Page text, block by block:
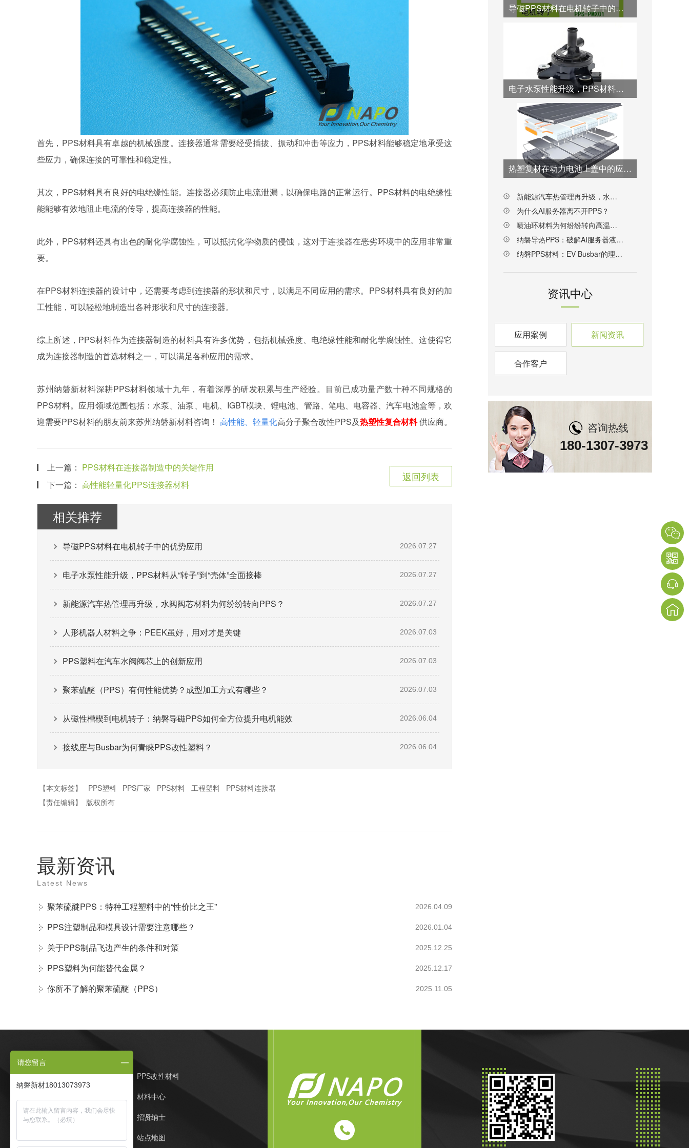
首先，PPS材料具有卓越的机械强度。连接器通常需要经受插拔、振动和冲击等应力，PPS材料能够稳定地承受这
些应力，确保连接的可靠性和稳定性。
其次，PPS材料具有良好的电绝缘性能。连接器必须防止电流泄漏，以确保电路的正常运行。PPS材料的电绝缘性
能能够有效地阻止电流的传导，提高连接器的性能。
此外，PPS材料还具有出色的耐化学腐蚀性，可以抵抗化学物质的侵蚀，这对于连接器在恶劣环境中的应用非常重
要。
在PPS材料连接器的设计中，还需要考虑到连接器的形状和尺寸，以满足不同应用的需求。PPS材料具有良好的加
工性能，可以轻松地制造出各种形状和尺寸的连接器。
综上所述，PPS材料作为连接器制造的材料具有许多优势，包括机械强度、电绝缘性能和耐化学腐蚀性。这使得它
成为连接器制造的首选材料之一，可以满足各种应用的需求。
苏州纳磐新材料深耕PPS材料领域十九年，有着深厚的研发积累与生产经验。目前已成功量产数十种不同规格的
PPS材料。应用领域范围包括：水泵、油泵、电机、IGBT模块、锂电池、管路、笔电、电容器、汽车电池盒等，欢
迎需要PPS材料的朋友前来苏州纳磐新材料咨询！ 高性能、轻量化高分子聚合改性PPS及热塑性复合材料供应商。
上一篇： PPS材料在连接器制造中的关键作用
下一篇： 高性能轻量化PPS连接器材料
返回列表
相关推荐
导磁PPS材料在电机转子中的优势应用 2026.07.27
电子水泵性能升级，PPS材料从“转子”到“壳体”全面接棒 2026.07.27
新能源汽车热管理再升级，水阀阀芯材料为何纷纷转向PPS？ 2026.07.27
人形机器人材料之争：PEEK虽好，用对才是关键 2026.07.03
PPS塑料在汽车水阀阀芯上的创新应用 2026.07.03
聚苯硫醚（PPS）有何性能优势？成型加工方式有哪些？ 2026.07.03
从磁性槽楔到电机转子：纳磐导磁PPS如何全方位提升电机能效 2026.06.04
接线座与Busbar为何青睐PPS改性塑料？ 2026.06.04
【本文标签】 PPS塑料 PPS厂家 PPS材料 工程塑料
PPS材料连接器
【责任编辑】
版权所有
最新资讯
Latest News
聚苯硫醚PPS：特种工程塑料中的“性价比之王” 2026.04.09
PPS注塑制品和模具设计需要注意哪些？ 2026.01.04
关于PPS制品飞边产生的条件和对策 2025.12.25
PPS塑料为何能替代金属？ 2025.12.17
你所不了解的聚苯硫醚（PPS） 2025.11.05
导磁PPS材料在电机转子中的优势应用
电子水泵性能升级，PPS材料从“转子”到“壳体”全面接棒
热塑复材在动力电池上盖中的应用突破与工艺创新
新能源汽车热管理再升级，水阀阀芯材料为何纷纷转向PPS？
为什么AI服务器离不开PPS？
喷油环材料为何纷纷转向高温尼龙PPA？
纳磐导热PPS：破解AI服务器液冷散热材料难题的新方案
纳磐PPS材料：EV Busbar的理想解决方案
资讯中心
应用案例 新闻资讯
合作客户
咨询热线
180-1307-3973
纳磐PPS首页
PPS改性材料
材料中心
客户案例
招贤纳士
站点地图
请您留言
纳磐新材18013073973